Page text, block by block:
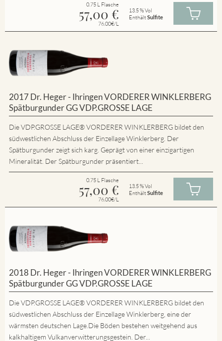
0.75 L Flasche
57,00 €
76.00€/L
13.5 % Vol
EnthältSulfite
2017 Dr. Heger - Ihringen VORDERER WINKLERBERG
Spätburgunder GG VDP.GROSSE LAGE
Die VDP.GROSSE LAGE® VORDERER WINKLERBERG bildet den
südwestlichen Abschluss der Einzellage Winklerberg. Der
Spätburgunder zeigt sich karg. Geprägt von einer einzigartigen
Mineralität. Der Spätburgunder präsentiert...
0.75 L Flasche
57,00 €
76.00€/L
13.5 % Vol
EnthältSulfite
2018 Dr. Heger - Ihringen VORDERER WINKLERBERG
Spätburgunder GG VDP.GROSSE LAGE
Die VDP.GROSSE LAGE® VORDERER WINKLERBERG bildet den
südwestlichen Abschluss der Einzellage Winklerberg, eine der
wärmsten deutschen Lage.Die Böden bestehen weitgehend aus
kalkhaltigem Vulkanverwitterungsgestein. Der...